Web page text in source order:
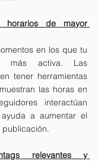
horarios de mayor
en los que tu
más activa. Las
tener herramientas
las horas en
interactúan
a aumentar el
relevantes y